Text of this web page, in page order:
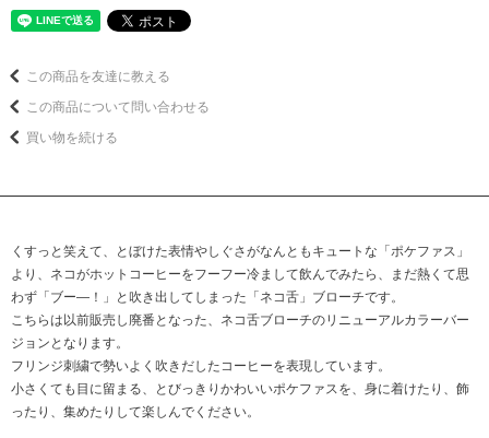
この商品を友達に教える
この商品について問い合わせる
買い物を続ける
くすっと笑えて、とぼけた表情やしぐさがなんともキュートな「ポケファス」
より、ネコがホットコーヒーをフーフー冷まして飲んでみたら、まだ熱くて思
わず「ブー―！」と吹き出してしまった「ネコ舌」ブローチです。
こちらは以前販売し廃番となった、ネコ舌ブローチのリニューアルカラーバー
ジョンとなります。
フリンジ刺繍で勢いよく吹きだしたコーヒーを表現しています。
小さくても目に留まる、とびっきりかわいいポケファスを、身に着けたり、飾
ったり、集めたりして楽しんでください。